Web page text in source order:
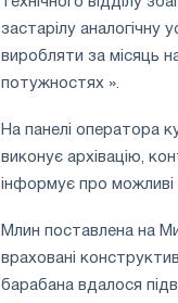
застарілу аналогічну
виробляти за місяць
потужностях ».
На панелі оператора
виконує архівацію,
інформує про можливі
Млин поставлена ​​на
враховані
барабана вдалося